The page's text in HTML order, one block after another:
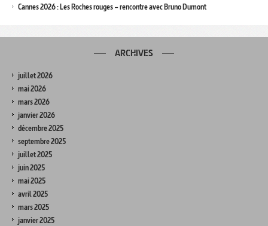
Cannes 2026 : Les Roches rouges – rencontre avec Bruno Dumont
ARCHIVES
juillet 2026
mai 2026
mars 2026
janvier 2026
décembre 2025
septembre 2025
juillet 2025
juin 2025
mai 2025
avril 2025
mars 2025
janvier 2025